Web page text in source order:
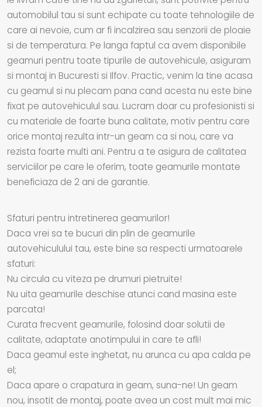
automobilul tau si sunt echipate cu toate tehnologiile de
care ai nevoie, cum ar fi incalzirea sau senzorii de ploaie
si de temperatura. Pe langa faptul ca avem disponibile
geamuri pentru toate tipurile de autovehicule, asiguram
si montaj in Bucuresti si Ilfov. Practic, venim la tine acasa
cu geamul si nu plecam pana cand acesta nu este bine
fixat pe autovehiculul sau. Lucram doar cu profesionisti si
cu materiale de foarte buna calitate, motiv pentru care
orice montaj rezulta intr-un geam ca si nou, care va
rezista foarte multi ani. Pentru a te asigura de calitatea
serviciilor pe care le oferim, toate geamurile montate
beneficiaza de 2 ani de garantie.
Sfaturi pentru intretinerea geamurilor!
Daca vrei sa te bucuri din plin de geamurile
autovehiculului tau, este bine sa respecti urmatoarele
sfaturi:
Nu circula cu viteza pe drumuri pietruite!
Nu uita geamurile deschise atunci cand masina este
parcata!
Curata frecvent geamurile, folosind doar solutii de
calitate, adaptate anotimpului in care te afli!
Daca geamul este inghetat, nu arunca cu apa calda pe
el;
Daca apare o crapatura in geam, suna-ne! Un geam
nou, insotit de montaj, poate avea un cost mult mai mic